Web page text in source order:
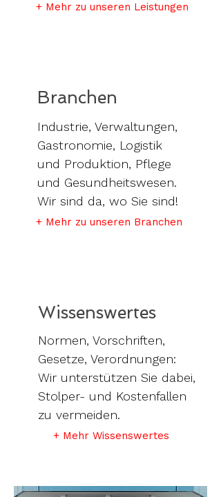
+ Mehr zu unseren Leistungen
Branchen
Industrie, Verwaltungen,
Gastronomie, Logistik
und Produktion, Pflege
und Gesundheitswesen.
Wir sind da, wo Sie sind!
+ Mehr zu unseren Branchen
Wissenswertes
Normen, Vorschriften,
Gesetze, Verordnungen:
Wir unterstützen Sie dabei,
Stolper- und Kostenfallen
zu vermeiden.
+ Mehr Wissenswertes